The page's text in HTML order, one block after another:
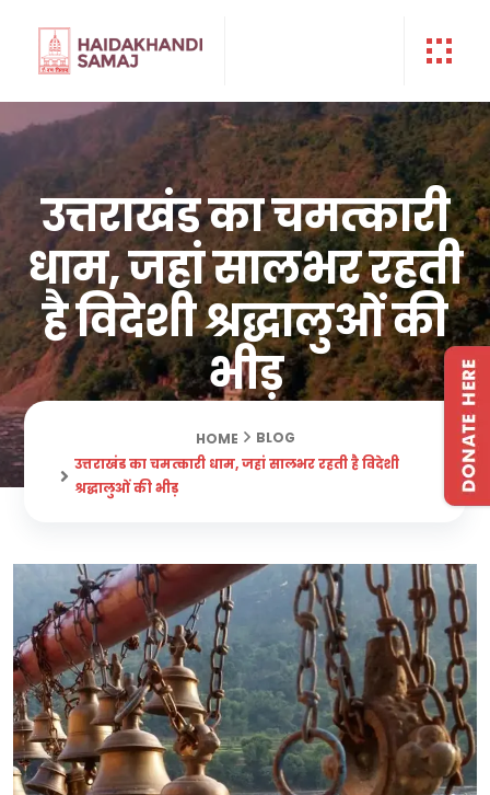
उत्तराखंड का चमत्कारी
धाम, जहां सालभर रहती
है विदेशी श्रद्धालुओं की
भीड़
HOME
BLOG
उत्तराखंड का चमत्कारी धाम, जहां सालभर रहती है विदेशी
श्रद्धालुओं की भीड़